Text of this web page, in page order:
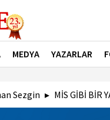
MEDYA YAZARLAR
Sezgin MİS GİBİ BİR